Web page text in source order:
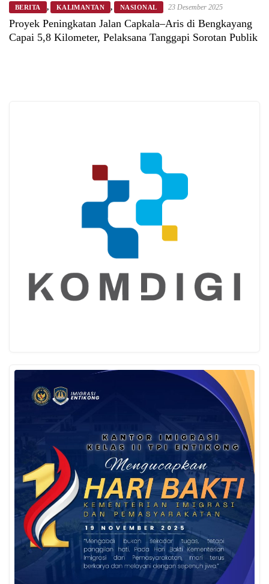
BERITA , KALIMANTAN , NASIONAL 23 Desember 2025
Proyek Peningkatan Jalan Capkala–Aris di Bengkayang
Capai 5,8 Kilometer, Pelaksana Tanggapi Sorotan Publik